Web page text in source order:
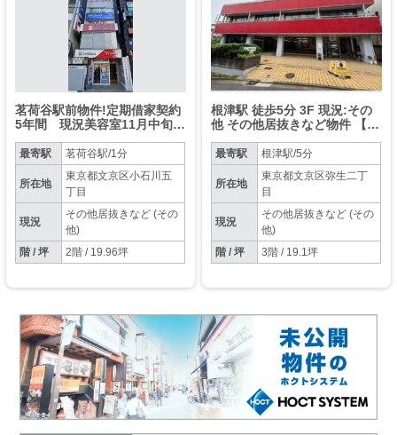
茗荷谷駅前物件!定期借家契約
5年間 現況美容室11月中旬空
込 管理費：66,000円】
最寄駅 茗荷谷駅/1分
所在地
東京都文京区小石川五
丁目
現況
その他居抜きなど (その
他)
階 / 坪
2階 / 19.96坪
根津駅 徒歩5分 3F 現況:その
他 その他居抜きなど物件 【飲
最寄駅 根津駅/5分
所在地
東京都文京区弥生二丁
目
現況
その他居抜きなど (その
他)
階 / 坪
3階 / 19.1坪